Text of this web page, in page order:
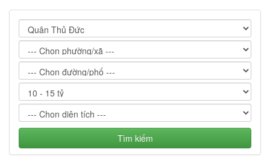
Tìm kiếm